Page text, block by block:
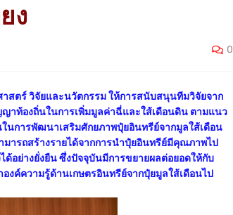
ง
0
สตร์ วิจัยและนวัตกรรม ให้การสนับสนุนทีมวิจัยจาก
าท้องถิ่นในการเพิ่มมูลค่าฉี่และใส้เดือนดิน ตามแนว
นการพัฒนาเสริมศักยภาพปุ๋ยอินทรีย์จากมูลใส้เดือน
มารถสร้างรายได้จากการนำปุ๋ยอินทรีย์มีคุณภาพไป
อย่างยั่งยืน ซึ่งปัจจุบันมีการขยายผลต่อยอดให้กับ
ค์ความรู้ด้านเกษตรอินทรีย์จากปุ๋ยมูลใส้เดือนไป